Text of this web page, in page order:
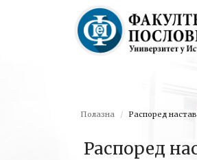
Полазна Распоред
Распоред